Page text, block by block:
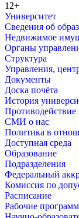
12+
Университет
Сведения об
Недвижимое
Органы
Структура
Управления,
Документы
Доска почёта
История
Противодействие
СМИ о нас
Политика в
Доступная среда
Образование
Подразделения
Федеральный
Комиссия по
Расписание
Рабочие